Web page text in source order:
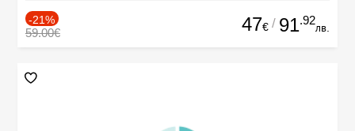
-21%
59.00€ 47€ / 91.92
лв.